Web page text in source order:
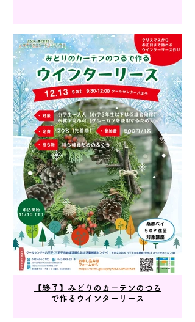
【終了】みどりのカーテンのつる
で作るウインターリース